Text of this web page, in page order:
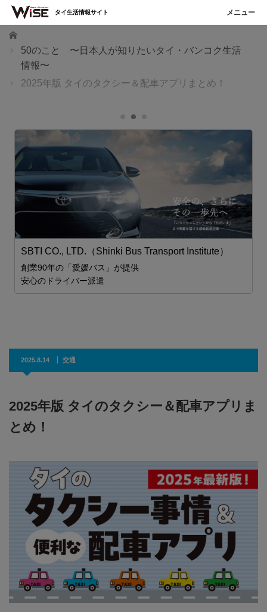
ホーム
50のこと 〜日本人が知りたいタイ・バンコク生活
情報〜
2025年版 タイのタクシー＆配車アプリまとめ！
SBTI CO., LTD.（Shinki Bus Transport Institute）
創業90年の「愛媛バス」が提供
安心のドライバー派遣
2025.8.14 交通
2025年版 タイのタクシー＆配車アプリま
とめ！
タイ生活情報サイト